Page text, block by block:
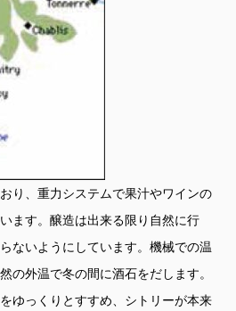
り、重力システムで果汁やワインの
ます。醸造は出来る限り自然に行
ないようにしています。機械での温
の外温で冬の間に酒石をだします。
ゆっくりとすすめ、シトリーが本来